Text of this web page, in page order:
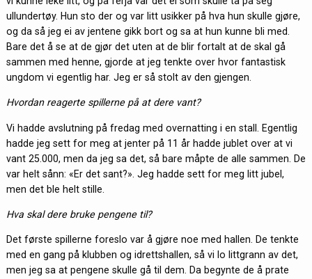
ullundertøy. Hun sto der og var litt usikker på hva hun skulle gjøre,
og da så jeg ei av jentene gikk bort og sa at hun kunne bli med.
Bare det å se at de gjør det uten at de blir fortalt at de skal gå
sammen med henne, gjorde at jeg tenkte over hvor fantastisk
ungdom vi egentlig har. Jeg er så stolt av den gjengen.
Hvordan reagerte spillerne på at dere vant?
Vi hadde avslutning på fredag med overnatting i en stall. Egentlig
hadde jeg sett for meg at jenter på 11 år hadde jublet over at vi
vant 25.000, men da jeg sa det, så bare måpte de alle sammen. De
var helt sånn: «Er det sant?». Jeg hadde sett for meg litt jubel,
men det ble helt stille.
Hva skal dere bruke pengene til?
Det første spillerne foreslo var å gjøre noe med hallen. De tenkte
med en gang på klubben og idrettshallen, så vi lo littgrann av det,
men jeg sa at pengene skulle gå til dem. Da begynte de å prate